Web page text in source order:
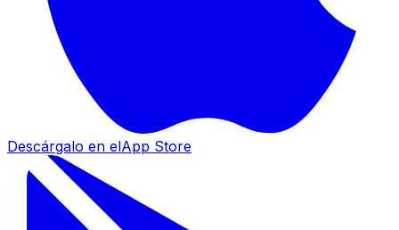
Descárgalo en elApp Store